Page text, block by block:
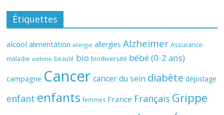
Étiquettes
alcool alimentation allergie allergies Alzheimer Assurance-
maladie asthme beauté bio biodiversité bébé (0-2 ans)
campagne Cancer cancer du sein diabète dépistage
enfant enfants femmes France Français Grippe